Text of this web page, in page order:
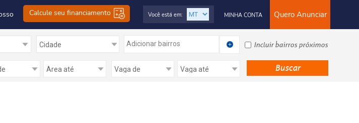
Calcule seu financiamento Quero Anunciar
MINHA CONTA
Você está em:
Adicionar bairros Incluir bairros próximos